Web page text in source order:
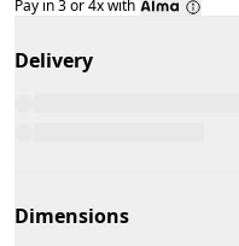
Pay in 3 or 4x with
Delivery
Dimensions